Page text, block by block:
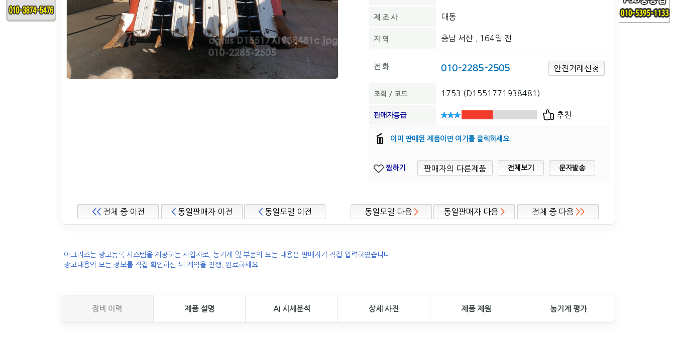
제 조 사 대동
지 역 충남 서산 . 164일 전
전 화 010-2285-2505 안전거래신청
조회 / 코드 1753 (D1551771938481)
판매자등급 추천
이미 판매된 제품이면 여기를 클릭하세요
찜하기 전체보기 문자발송
<<전체 중 이전 < 동일판매자 이전 <동일모델 이전 동일모델 다음 > 동일판매자 다음 > 전체 중 다음 >>
.아그리즈는 광고등록 시스템을 제공하는 사업자로, 농기계 및 부품의 모든 내용은 판매자가 직접 입력하였습니다.
.광고내용의 모든 정보를 직접 확인하신 뒤 계약을 진행, 완료하세요.
정비 이력 제품 설명 AI 시세분석 상세 사진 제품 제원 농기계 평가